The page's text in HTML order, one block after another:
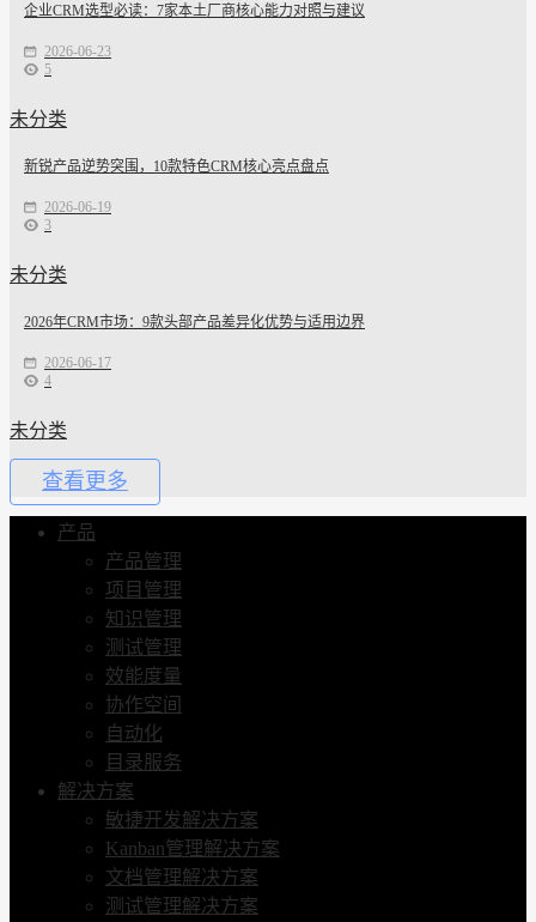
企业CRM选型必读：7家本土厂商核心能力对照与建议
2026-06-23
5
未分类
新锐产品逆势突围，10款特色CRM核心亮点盘点
2026-06-19
3
未分类
2026年CRM市场：9款头部产品差异化优势与适用边界
2026-06-17
4
未分类
查看更多
产品
产品管理
项目管理
知识管理
测试管理
效能度量
协作空间
自动化
目录服务
解决方案
敏捷开发解决方案
Kanban管理解决方案
文档管理解决方案
测试管理解决方案